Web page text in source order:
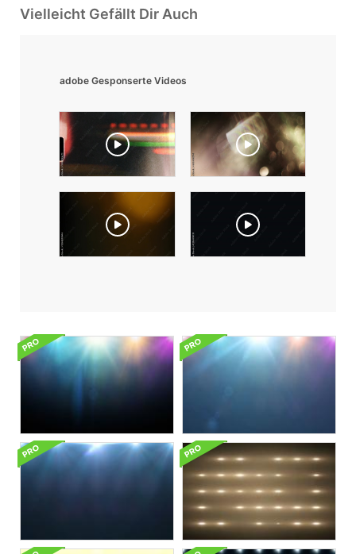
Vielleicht Gefällt Dir Auch
adobe Gesponserte Videos